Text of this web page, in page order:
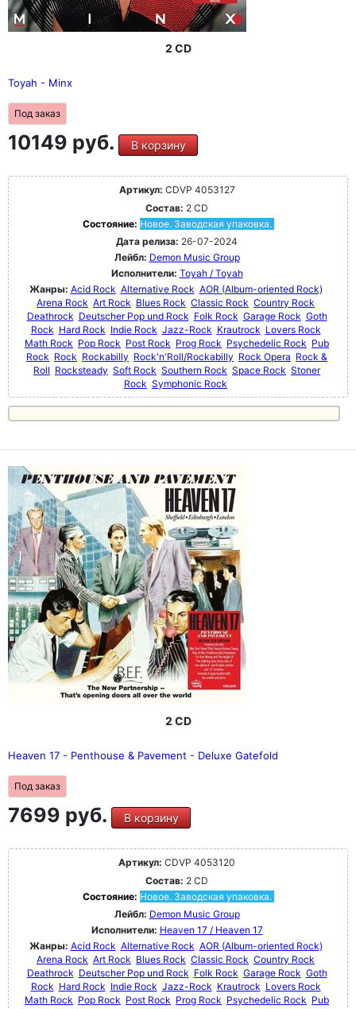
2 CD
Toyah - Minx
Под заказ
10149 руб. В корзину
Артикул: CDVP 4053127
Состав: 2 CD
Состояние: Новое. Заводская упаковка.
Дата релиза: 26-07-2024
Лейбл: Demon Music Group
Исполнители: Toyah / Toyah
Жанры: Acid Rock Alternative Rock AOR (Album-oriented Rock)
Arena Rock Art Rock Blues Rock Classic Rock Country Rock
Deathrock Deutscher Pop und Rock Folk Rock Garage Rock Goth
Rock Hard Rock Indie Rock Jazz-Rock Krautrock Lovers Rock
Math Rock Pop Rock Post Rock Prog Rock Psychedelic Rock Pub
Rock Rock Rockabilly Rock'n'Roll/Rockabilly Rock Opera Rock &
Roll Rocksteady Soft Rock Southern Rock Space Rock Stoner
Rock Symphonic Rock
2 CD
Heaven 17 - Penthouse & Pavement - Deluxe Gatefold
Под заказ
7699 руб. В корзину
Артикул: CDVP 4053120
Состав: 2 CD
Состояние: Новое. Заводская упаковка.
Лейбл: Demon Music Group
Исполнители: Heaven 17 / Heaven 17
Жанры: Acid Rock Alternative Rock AOR (Album-oriented Rock)
Arena Rock Art Rock Blues Rock Classic Rock Country Rock
Deathrock Deutscher Pop und Rock Folk Rock Garage Rock Goth
Rock Hard Rock Indie Rock Jazz-Rock Krautrock Lovers Rock
Math Rock Pop Rock Post Rock Prog Rock Psychedelic Rock Pub